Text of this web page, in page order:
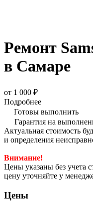
Ремонт
в Самаре
от 1 000 ₽
Подробнее
Готовы выполнить
Гарантия на
Актуальная стоимость
и определения
Внимание!
Цены указаны без учета
цену уточняйте у
Цены